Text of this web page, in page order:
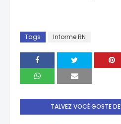
Tags Informe RN
TALVEZ VOCÊ GOSTE